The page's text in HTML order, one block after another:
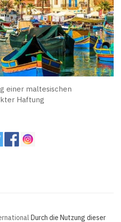
einer maltesischen
Haftung
Durch die Nutzung dieser